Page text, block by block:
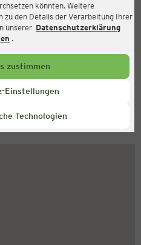
könnten. Weitere
zu den Details der Verarbeitung Ihrer
unserer Datenschutzerklärung
.
zustimmen
Einstellungen
Technologien